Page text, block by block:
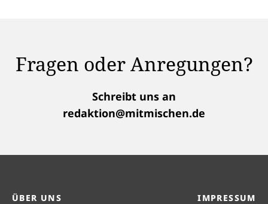
Fragen oder Anregungen?
Schreibt uns an
redaktion@mitmischen.de
ÜBER UNS IMPRESSUM